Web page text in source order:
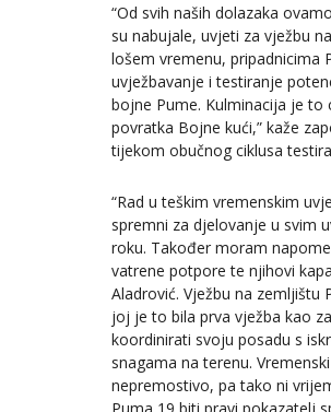
“Od svih naših dolazaka
su nabujale, uvjeti za vježbu
lošem vremenu, pripadnicima
uvježbavanje i testiranje
bojne Pume. Kulminacija je to
povratka Bojne kući,” kaže
tijekom obučnog ciklusa
“Rad u teškim vremenskim
spremni za djelovanje u svim
roku. Također moram
vatrene potpore te njihovi
Aladrović. Vježbu na zemljištu
joj je to bila prva vježba kao
koordinirati svoju posadu s
snagama na terenu.
nepremostivo, pa tako ni